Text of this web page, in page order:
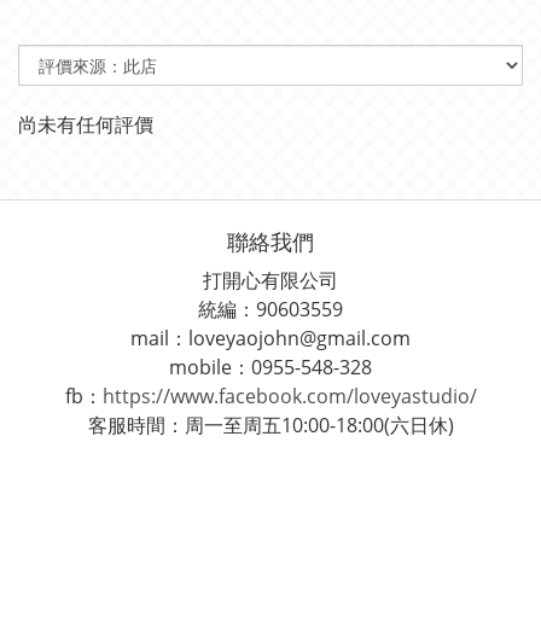
尚未有任何評價
聯絡我們
打開心有限公司
統編：90603559
mail：loveyaojohn@gmail.com
mobile：0955-548-328
fb： https://www.facebook.com/loveyastudio/
客服時間：周一至周五10:00-18:00(六日休)